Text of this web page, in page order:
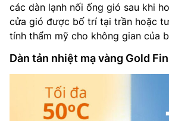
các dàn lạnh nối ống gió sau khi
cửa gió được bố trí tại trần hoặc
tính thẩm mỹ cho không gian của
Dàn tản nhiệt mạ vàng Gold